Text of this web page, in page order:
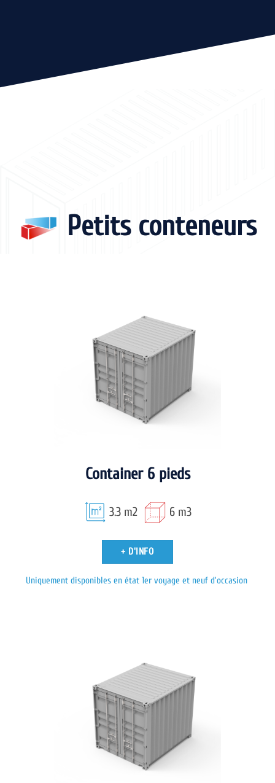
Petits conteneurs
Container 6 pieds
3.3 m2 6 m3
+ D'INFO
Uniquement disponibles en état 1er voyage et neuf d’occasion